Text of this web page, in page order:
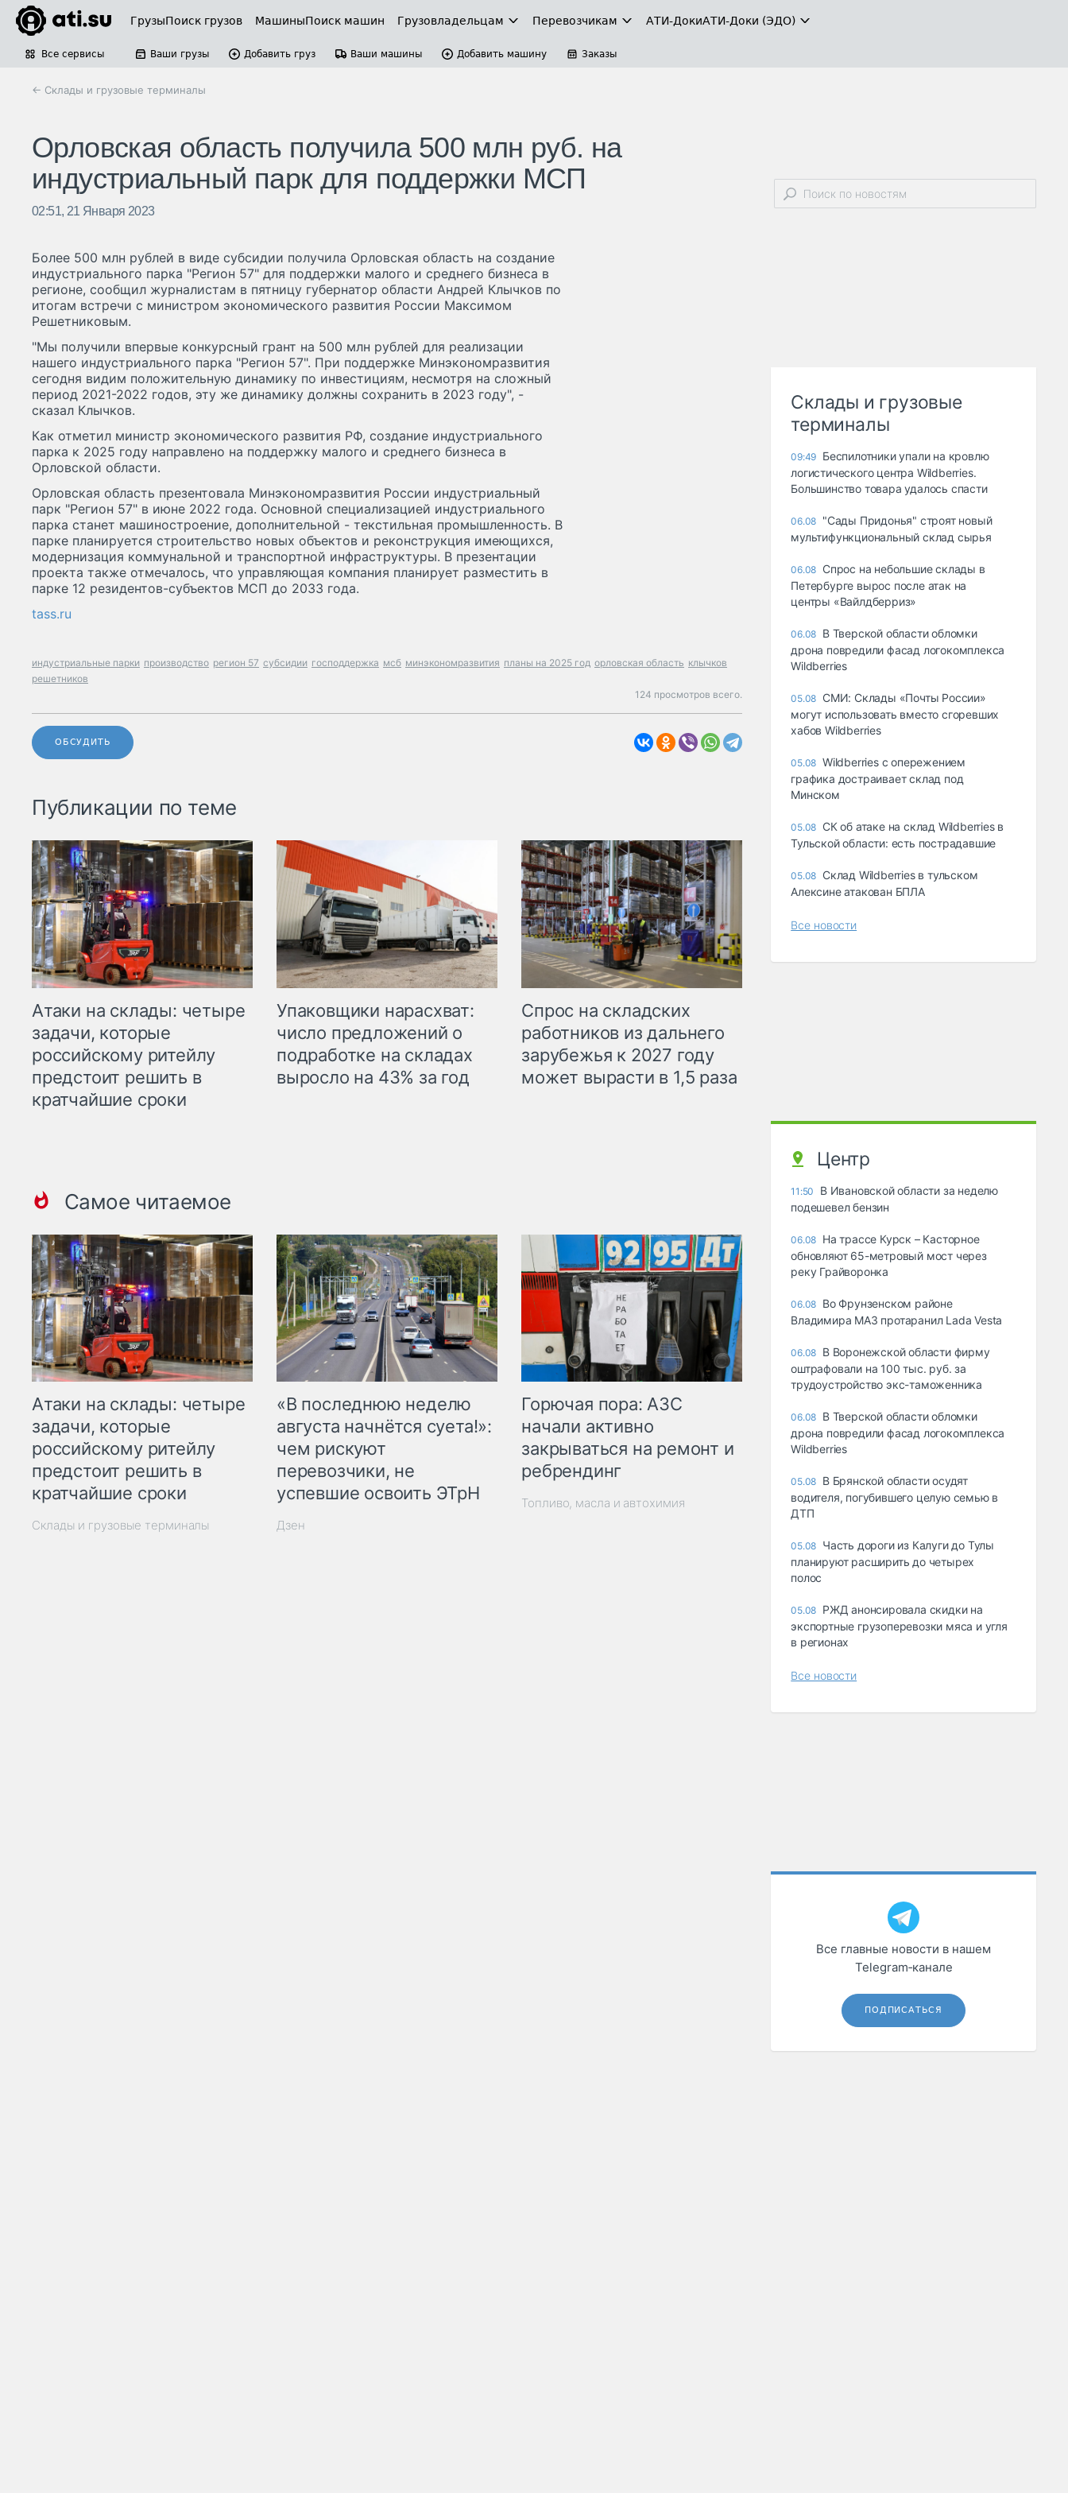
ГрузыПоиск грузов МашиныПоиск машин Грузовладельцам Перевозчикам АТИ-ДокиАТИ-Доки (ЭДО)
Все сервисы Ваши грузы Добавить груз Ваши машины Добавить машину Заказы
← Склады и грузовые терминалы
Орловская область получила 500 млн руб. на
индустриальный парк для поддержки МСП
02:51, 21 Января 2023
Более 500 млн рублей в виде субсидии получила Орловская область на создание
индустриального парка "Регион 57" для поддержки малого и среднего бизнеса в
регионе, сообщил журналистам в пятницу губернатор области Андрей Клычков по
итогам встречи с министром экономического развития России Максимом
Решетниковым.
"Мы получили впервые конкурсный грант на 500 млн рублей для реализации
нашего индустриального парка "Регион 57". При поддержке Минэкономразвития
сегодня видим положительную динамику по инвестициям, несмотря на сложный
период 2021-2022 годов, эту же динамику должны сохранить в 2023 году", -
сказал Клычков.
Как отметил министр экономического развития РФ, создание индустриального
парка к 2025 году направлено на поддержку малого и среднего бизнеса в
Орловской области.
Орловская область презентовала Минэкономразвития России индустриальный
парк "Регион 57" в июне 2022 года. Основной специализацией индустриального
парка станет машиностроение, дополнительной - текстильная промышленность. В
парке планируется строительство новых объектов и реконструкция имеющихся,
модернизация коммунальной и транспортной инфраструктуры. В презентации
проекта также отмечалось, что управляющая компания планирует разместить в
парке 12 резидентов-субъектов МСП до 2033 года.
tass.ru
индустриальные парки производство регион 57 субсидии господдержка мсб минэкономразвития планы на 2025 год орловская область клычков
решетников
124 просмотров всего.
ОБСУДИТЬ
Публикации по теме
Атаки на склады: четыре
задачи, которые
российскому ритейлу
предстоит решить в
кратчайшие сроки
Упаковщики нарасхват:
число предложений о
подработке на складах
выросло на 43% за год
Спрос на складских
работников из дальнего
зарубежья к 2027 году
может вырасти в 1,5 раза
Самое читаемое
Атаки на склады: четыре
задачи, которые
российскому ритейлу
предстоит решить в
кратчайшие сроки
Склады и грузовые терминалы
«В последнюю неделю
августа начнётся суета!»:
чем рискуют
перевозчики, не
успевшие освоить ЭТрН
Дзен
Горючая пора: АЗС
начали активно
закрываться на ремонт и
ребрендинг
Топливо, масла и автохимия
Склады и грузовые
терминалы
09:49 Беспилотники упали на кровлю
логистического центра Wildberries.
Большинство товара удалось спасти
06.08 "Сады Придонья" строят новый
мультифункциональный склад сырья
06.08 Спрос на небольшие склады в
Петербурге вырос после атак на
центры «Вайлдберриз»
06.08 В Тверской области обломки
дрона повредили фасад логокомплекса
Wildberries
05.08 СМИ: Склады «Почты России»
могут использовать вместо сгоревших
хабов Wildberries
05.08 Wildberries с опережением
графика достраивает склад под
Минском
05.08 СК об атаке на склад Wildberries в
Тульской области: есть пострадавшие
05.08 Склад Wildberries в тульском
Алексине атакован БПЛА
Все новости
Центр
11:50
В Ивановской области за неделю
подешевел бензин
06.08 На трассе Курск – Касторное
обновляют 65-метровый мост через
реку Грайворонка
06.08 Во Фрунзенском районе
Владимира МАЗ протаранил Lada Vesta
06.08 В Воронежской области фирму
оштрафовали на 100 тыс. руб. за
трудоустройство экс-таможенника
06.08 В Тверской области обломки
дрона повредили фасад логокомплекса
Wildberries
05.08 В Брянской области осудят
водителя, погубившего целую семью в
ДТП
05.08 Часть дороги из Калуги до Тулы
планируют расширить до четырех
полос
05.08 РЖД анонсировала скидки на
экспортные грузоперевозки мяса и угля
в регионах
Все новости
Все главные новости в нашем
Telegram‑канале
ПОДПИСАТЬСЯ